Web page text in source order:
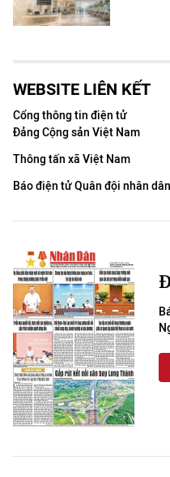
WEBSITE LIÊN KẾT
Cổng thông tin điện tử
Đảng Cộng sản Việt Nam
Thông tấn xã Việt Nam
Báo điện tử Quân đội nhân dân